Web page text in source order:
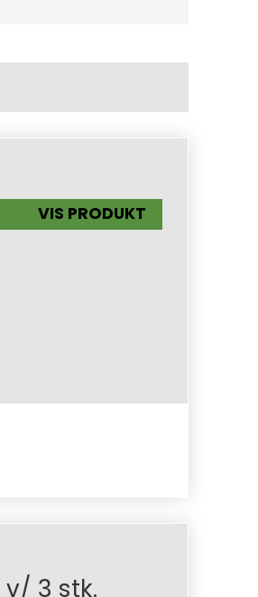
VIS PRODUKT
v/ 3 stk.